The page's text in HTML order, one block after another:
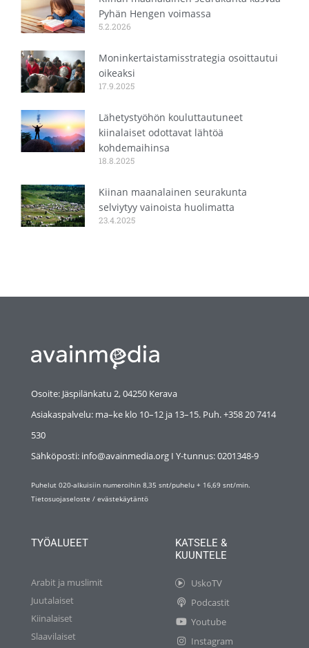
Pyhän Hengen voimassa
5.2.2026
Moninkertaistamisstrategia osoittautui
oikeaksi
17.9.2025
Lähetystyöhön kouluttautuneet
kiinalaiset odottavat lähtöä
kohdemaihinsa
18.8.2025
Kiinan maanalainen seurakunta
selviytyy vainoista huolimatta
23.4.2025
Osoite: Jäspilänkatu 2, 04250 Kerava
Asiakaspalvelu: ma–ke klo 10–12 ja 13–15. Puh. +358 20 7414
530
Sähköposti: info@avainmedia.org I Y-tunnus:0201348-9
Puhelut 020-alkuisiin numeroihin 8,35 snt/puhelu + 16,69 snt/min.
Tietosuojaseloste / evästekäytäntö
TYÖALUEET
Arabit ja muslimit
Juutalaiset
Kiinalaiset
Slaavilaiset
KATSELE &
KUUNTELE
UskoTV
Podcastit
Youtube
Instagram